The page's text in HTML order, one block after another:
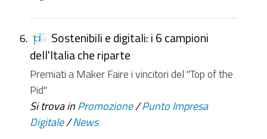
Sostenibili e digitali: i 6 campioni
dell'Italia che riparte
Premiati a Maker Faire i vincitori del "Top of the
Pid"
Si trova in Promozione /Punto Impresa
Digitale /News